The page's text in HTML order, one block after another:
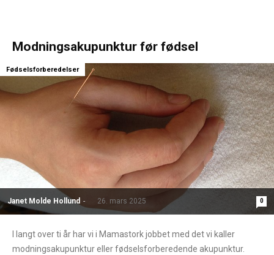
Modningsakupunktur før fødsel
Janet Molde Hollund - 26. mars 2025 0
Fødselsforberedelser
I langt over ti år har vi i Mamastork jobbet med det vi kaller
modningsakupunktur eller fødselsforberedende akupunktur.